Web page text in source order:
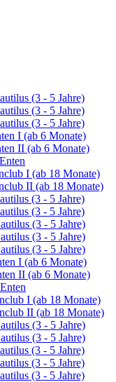
(3 - 5 Jahre)
(3 - 5 Jahre)
(3 - 5 Jahre)
I (ab 6 Monate)
II (ab 6 Monate)
I (ab 18 Monate)
II (ab 18 Monate)
(3 - 5 Jahre)
(3 - 5 Jahre)
(3 - 5 Jahre)
(3 - 5 Jahre)
(3 - 5 Jahre)
I (ab 6 Monate)
II (ab 6 Monate)
I (ab 18 Monate)
II (ab 18 Monate)
(3 - 5 Jahre)
(3 - 5 Jahre)
(3 - 5 Jahre)
(3 - 5 Jahre)
(3 - 5 Jahre)